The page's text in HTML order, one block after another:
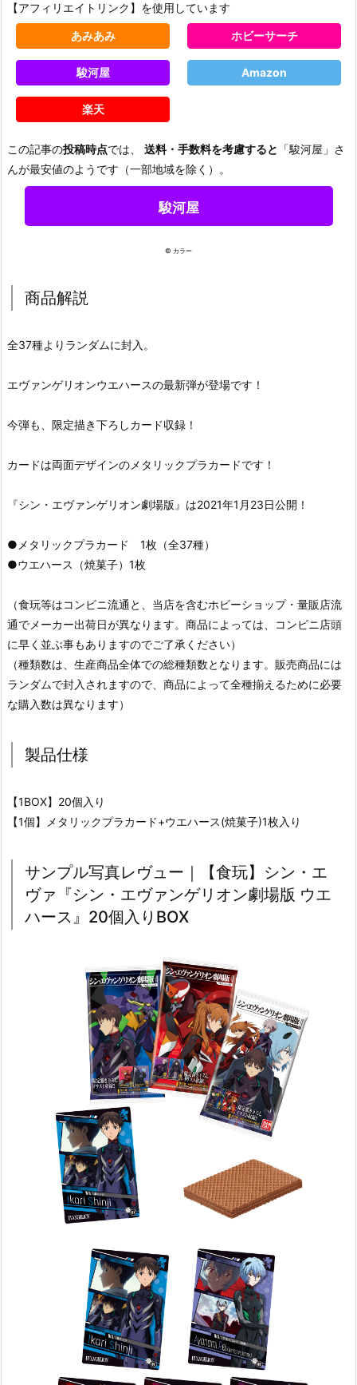
【アフィリエイトリンク】を使用しています
あみあみ ホビーサーチ
駿河屋 Amazon
楽天
この記事の投稿時点では、 送料・手数料を考慮すると 「駿河屋」さ
んが最安値のようです（一部地域を除く）。
駿河屋
© カラー
商品解説
全37種よりランダムに封入。
エヴァンゲリオンウエハースの最新弾が登場です！
今弾も、限定描き下ろしカード収録！
カードは両面デザインのメタリックプラカードです！
『シン・エヴァンゲリオン劇場版』は2021年1月23日公開！
●メタリックプラカード 1枚（全37種）
●ウエハース（焼菓子）1枚
（食玩等はコンビニ流通と、当店を含むホビーショップ・量販店流
通でメーカー出荷日が異なります。商品によっては、コンビニ店頭
に早く並ぶ事もありますのでご了承ください）
（種類数は、生産商品全体での総種類数となります。販売商品には
ランダムで封入されますので、商品によって全種揃えるために必要
な購入数は異なります）
製品仕様
【1BOX】20個入り
【1個】メタリックプラカード+ウエハース(焼菓子)1枚入り
サンプル写真レヴュー｜【食玩】シン・エ
ヴァ『シン・エヴァンゲリオン劇場版 ウエ
ハース』20個入りBOX